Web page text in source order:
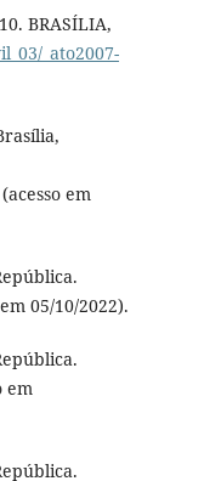
BRASÍLIA,
_ato2007-
(acesso em
05/10/2022).
em